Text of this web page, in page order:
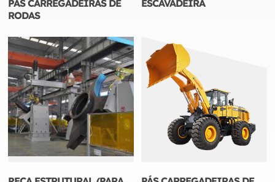
PÁS CARREGADEIRAS DE
RODAS
ESCAVADEIRA